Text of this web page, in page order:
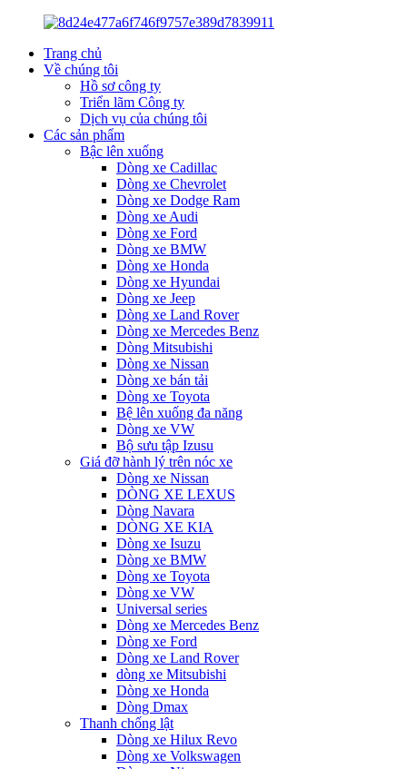
Trang chủ
Về chúng tôi
Hồ sơ công ty
Triển lãm Công ty
Dịch vụ của chúng tôi
Các sản phẩm
Bậc lên xuống
Dòng xe Cadillac
Dòng xe Chevrolet
Dòng xe Dodge Ram
Dòng xe Audi
Dòng xe Ford
Dòng xe BMW
Dòng xe Honda
Dòng xe Hyundai
Dòng xe Jeep
Dòng xe Land Rover
Dòng xe Mercedes Benz
Dòng Mitsubishi
Dòng xe Nissan
Dòng xe bán tải
Dòng xe Toyota
Bệ lên xuống đa năng
Dòng xe VW
Bộ sưu tập Izusu
Giá đỡ hành lý trên nóc xe
Dòng xe Nissan
DÒNG XE LEXUS
Dòng Navara
DÒNG XE KIA
Dòng xe Isuzu
Dòng xe BMW
Dòng xe Toyota
Dòng xe VW
Universal series
Dòng xe Mercedes Benz
Dòng xe Ford
Dòng xe Land Rover
dòng xe Mitsubishi
Dòng xe Honda
Dòng Dmax
Thanh chống lật
Dòng xe Hilux Revo
Dòng xe Volkswagen